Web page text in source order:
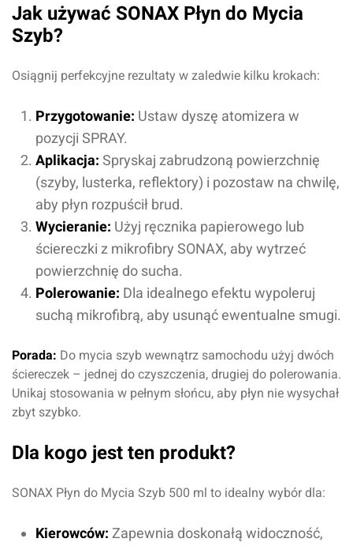
Jak używać SONAX Płyn do Mycia
Szyb?
Osiągnij perfekcyjne rezultaty w zaledwie kilku krokach:
Przygotowanie: Ustaw dyszę atomizera w
pozycji SPRAY.
Aplikacja: Spryskaj zabrudzoną powierzchnię
(szyby, lusterka, reflektory) i pozostaw na chwilę,
aby płyn rozpuścił brud.
Wycieranie: Użyj ręcznika papierowego lub
ściereczki z mikrofibry SONAX, aby wytrzeć
powierzchnię do sucha.
Polerowanie: Dla idealnego efektu wypoleruj
suchą mikrofibrą, aby usunąć ewentualne smugi.
Porada: Do mycia szyb wewnątrz samochodu użyj dwóch
ściereczek – jednej do czyszczenia, drugiej do polerowania.
Unikaj stosowania w pełnym słońcu, aby płyn nie wysychał
zbyt szybko.
Dla kogo jest ten produkt?
SONAX Płyn do Mycia Szyb 500 ml to idealny wybór dla:
Kierowców: Zapewnia doskonałą widoczność,